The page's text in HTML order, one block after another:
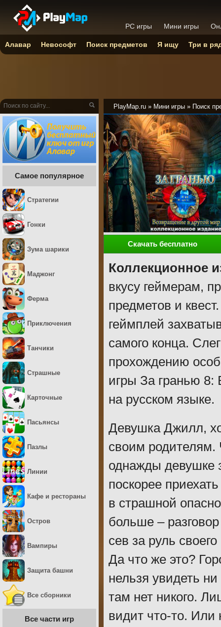
PlayMap.ru » Мини игры » Поиск
Скачать бесплатно
Коллекционное
вкусу геймерам,
предметов и
геймплей
самого конца.
прохождению
игры За гранью 8:
на русском языке.
Девушка Джилл,
своим родителям.
однажды девушке
поскорее
в страшной
больше –
сев за руль
Да что же это?
нельзя увидеть
там нет никого.
видит что-то. Или
Самое популярное
Стратегии
Гонки
Зума шарики
Маджонг
Ферма
Приключения
Танчики
Страшные
Карточные
Пасьянсы
Пазлы
Линии
Кафе и рестораны
Остров
Вампиры
Защита башни
Все сборники
Все части игр
PC игры Мини игры
Алавар Невософт Поиск предметов Я ищу Три в